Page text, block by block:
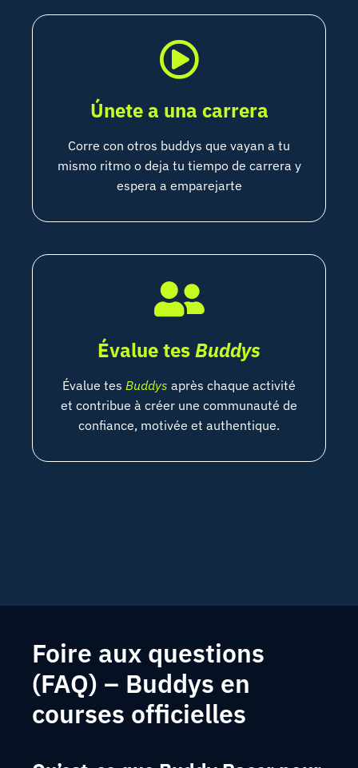
Únete a una carrera
Corre con otros buddys que vayan a tu
mismo ritmo o deja tu tiempo de carrera y
espera a emparejarte
Évalue tesBuddys
Évalue tes Buddys après chaque activité
et contribue à créer une communauté de
confiance, motivée et authentique.
Foire aux questions
(FAQ) – Buddys en
courses officielles